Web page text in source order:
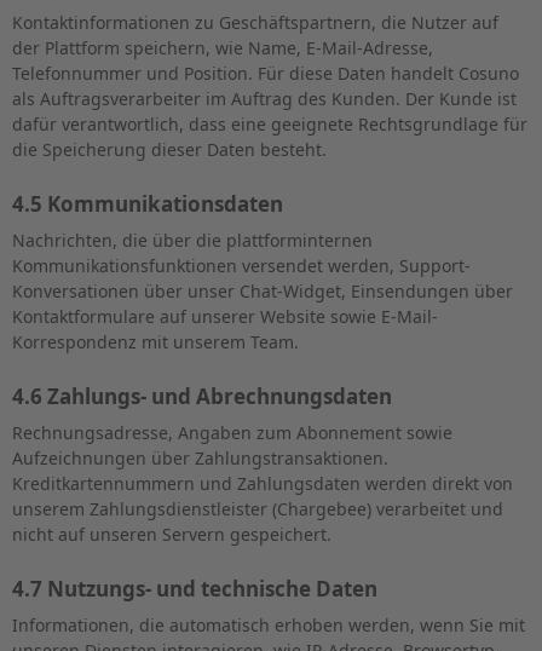
Kontaktinformationen zu Geschäftspartnern, die Nutzer auf
der Plattform speichern, wie Name, E-Mail-Adresse,
Telefonnummer und Position. Für diese Daten handelt Cosuno
als Auftragsverarbeiter im Auftrag des Kunden. Der Kunde ist
dafür verantwortlich, dass eine geeignete Rechtsgrundlage für
die Speicherung dieser Daten besteht.
4.5 Kommunikationsdaten
Nachrichten, die über die plattforminternen
Kommunikationsfunktionen versendet werden, Support-
Konversationen über unser Chat-Widget, Einsendungen über
Kontaktformulare auf unserer Website sowie E-Mail-
Korrespondenz mit unserem Team.
4.6 Zahlungs- und Abrechnungsdaten
Rechnungsadresse, Angaben zum Abonnement sowie
Aufzeichnungen über Zahlungstransaktionen.
Kreditkartennummern und Zahlungsdaten werden direkt von
unserem Zahlungsdienstleister (Chargebee) verarbeitet und
nicht auf unseren Servern gespeichert.
4.7 Nutzungs- und technische Daten
Informationen, die automatisch erhoben werden, wenn Sie mit